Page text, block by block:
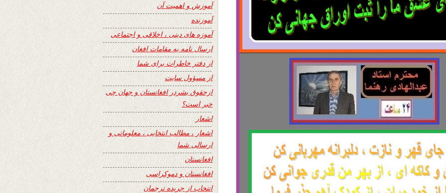
آموزش و اهمیت آن
آموزنده
آموزه های دینی ، اخلاقی و اجتماعی
ارسال نامه به مقامات افغان
از دفتر خاطرات برای شما
از مسؤول سایت
ازحقوق بشردر افغانستان و جهان چی
خبر است؟
اشعار
اشعار ، مطالب انتخابی ، معلوماتی و
ارسالی شما
افغانستان
افغانستان و دموکراسی
انتخاب از جریده ترجمان